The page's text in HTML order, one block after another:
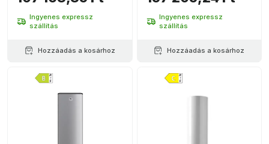
Ingyenes expressz
szállítás
Hozzáadás a kosárhoz
Ingyenes expressz
szállítás
Hozzáadás a kosárhoz